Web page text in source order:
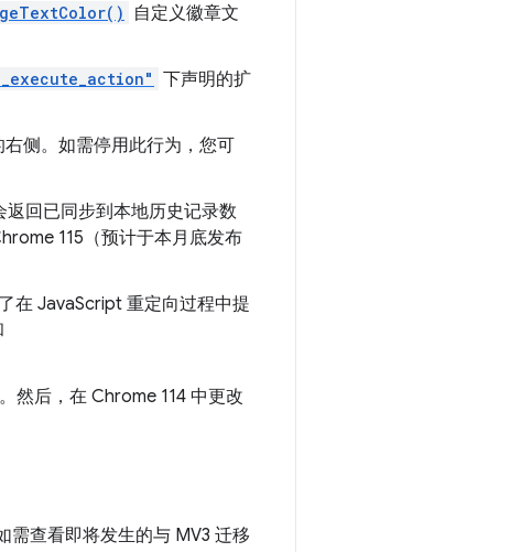
自定义徽章文
下声明的扩
侧。如需停用此行为，您可
返回已同步到本地历史记录数
115（预计于本月底发布
在 JavaScript 重定向过程中提
然后，在 Chrome 114 中更改
需查看即将发生的与 MV3 迁移